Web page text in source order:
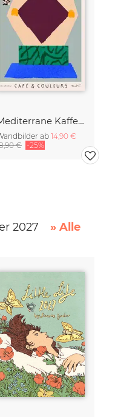
Mediterrane Kaffeezeit
ab14,90 €
€ -25%
2027
» Alle